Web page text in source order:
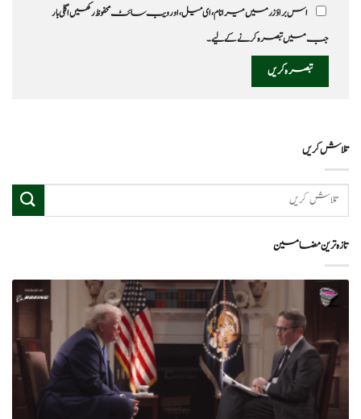
اس براؤزر میں میرا نام، ای میل، اور ویب سائٹ محفوظ رکھیں اگلی بار
جب میں تبصرہ کرنے کےلیے۔
تلاش کریں
تازہ ترین مضامین